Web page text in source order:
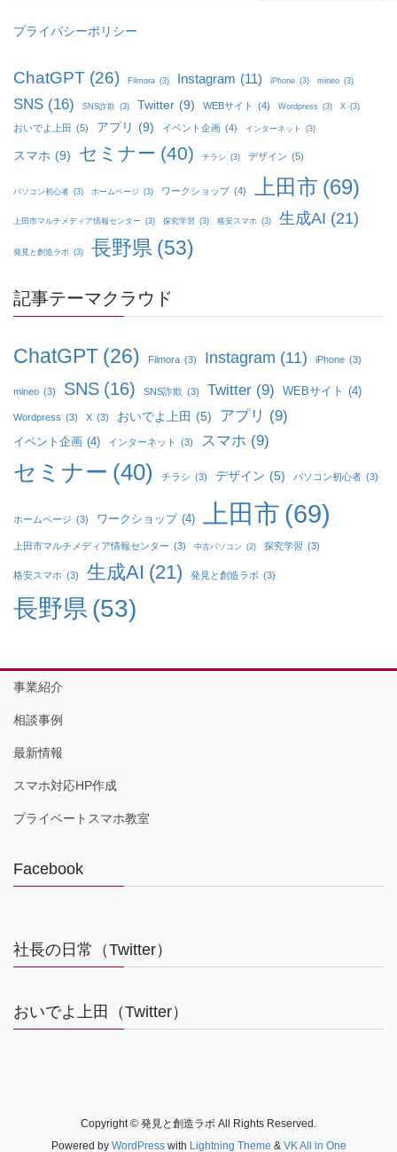
プライバシーポリシー
ChatGPT (26) Filmora (3) Instagram (11) iPhone (3) mineo (3)
SNS (16) SNS詐欺 (3) Twitter (9) WEBサイト (4) Wordpress (3) X (3)
おいでよ上田 (5) アプリ (9) イベント企画 (4) インターネット (3)
スマホ (9) セミナー (40) チラシ (3) デザイン (5)
パソコン初心者 (3) ホームページ (3) ワークショップ (4) 上田市 (69)
上田市マルチメディア情報センター (3) 探究学習 (3) 格安スマホ (3) 生成AI (21)
発見と創造ラボ (3) 長野県 (53)
記事テーマクラウド
ChatGPT (26) Filmora (3) Instagram (11) iPhone (3)
mineo (3) SNS (16) SNS詐欺 (3) Twitter (9) WEBサイト (4)
Wordpress (3) X (3) おいでよ上田 (5) アプリ (9)
イベント企画 (4) インターネット (3) スマホ (9)
セミナー (40) チラシ (3) デザイン (5) パソコン初心者 (3)
ホームページ (3) ワークショップ (4) 上田市 (69)
上田市マルチメディア情報センター (3) 中古パソコン (2) 探究学習 (3)
格安スマホ (3) 生成AI (21) 発見と創造ラボ (3)
長野県 (53)
事業紹介
相談事例
最新情報
スマホ対応HP作成
プライベートスマホ教室
Facebook
社長の日常（Twitter）
おいでよ上田（Twitter）
Copyright © 発見と創造ラボ All Rights Reserved.
Powered by WordPresswith Lightning Theme & VK All in One